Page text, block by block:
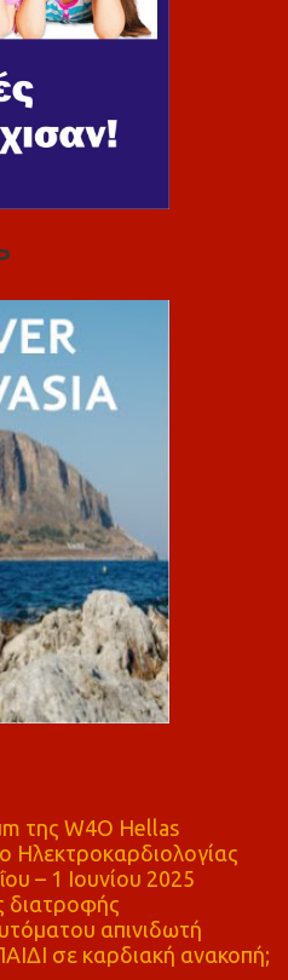
της W4O Hellas
Ηλεκτροκαρδιολογίας
– 1 Ιουνίου 2025
διατροφής
απινιδωτή
σε καρδιακή ανακοπή;